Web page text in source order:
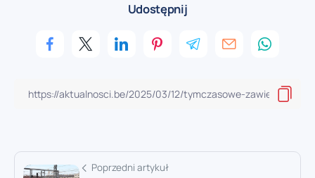
Udostępnij
Poprzedni artykuł